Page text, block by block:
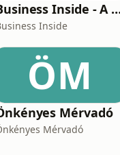
Business Inside - A
Inside
ÖM
Mérvadó
Mérvadó